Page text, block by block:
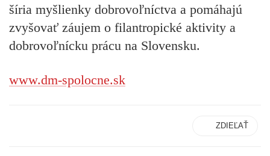
šíria myšlienky dobrovoľníctva a pomáhajú
zvyšovať záujem o filantropické aktivity a
dobrovoľnícku prácu na Slovensku.
www.dm-spolocne.sk
ZDIEĽAŤ